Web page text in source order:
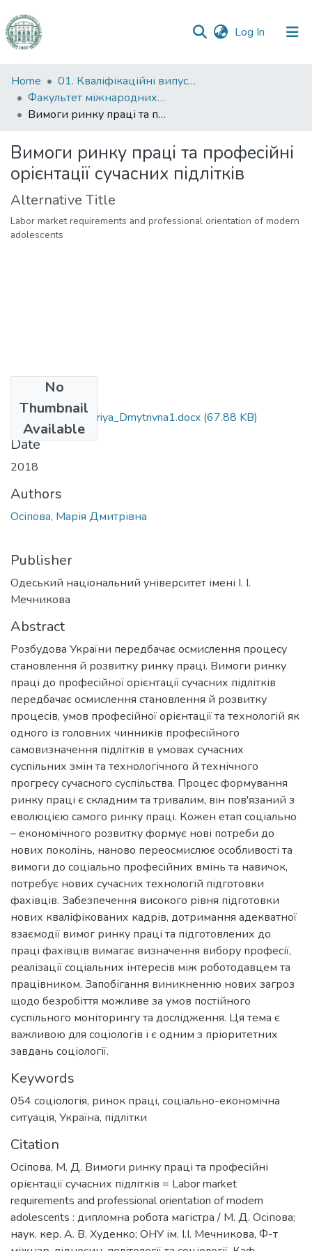
Log In (current)
Communities
&
Collections
Statistics
Home
01. Кваліфікаційні випускні роботи здобувачів вищої освіти
Факультет міжнародних відносин, політології та соціології
Вимоги ринку праці та професійні орієнтації сучасних підлітків
Вимоги ринку праці та професійні
орієнтації сучасних підлітків
Alternative Title
Labor market requirements and professional orientation of modern
adolescents
No
Thumbnail
Available
054_Osipova_Mariya_Dmytrivna1.docx (67.88 KB)
Date
2018
Authors
Осіпова, Марія Дмитрівна
Publisher
Одеський національний університет імені І. І.
Мечникова
Abstract
Розбудова України передбачає осмислення процесу
стaновлення й розвитку ринку праці. Вимоги ринку
праці до професійної орієнтації сучасних підлітків
передбaчає осмислення стaновлення й розвитку
процесів, умов професійної орієнтації та технологій як
одного із головних чинників професійного
самовизначення підлітків в умовах сучасних
суспільних змін та технологічного й технічного
прогресу сучасного суспільствa. Процес формування
ринку праці є складним та тривалим, він пов'язаний з
еволюцією самого ринку праці. Кожен етап соціально
– економічного розвитку формує нові потреби до
нових поколінь, наново переосмислює особливості та
вимоги до соціально професійних вмінь та навичок,
потребує нових сучасних технологій підготовки
фахівців. Забезпечення високого рівня підготовки
нових кваліфікованих кадрів, дотримання адекватної
взаємодії вимог ринку праці та підготовлених до
праці фахівців вимагає визначення вибору професії,
реалізації соціальних інтересів між роботодавцем та
працівником. Запобігання виникненню нових загроз
щодо безробіття можливе за умов постійного
суспільного моніторингу та дослідження. Ця тема є
важливою для соціологів і є одним з пріоритетних
завдань соціології.
Keywords
054 соціологія, ринок праці, соціально-економічна
ситуація, Україна, підлітки
Citation
Осіпова, М. Д. Вимоги ринку праці та професійні
орієнтації сучасних підлітків = Labor market
requirements and professional orientation of modern
adolescents : дипломна робота магістра / М. Д. Осіпова;
наук. кер. А. В. Худенко; ОНУ ім. І.І. Мечникова, Ф-т